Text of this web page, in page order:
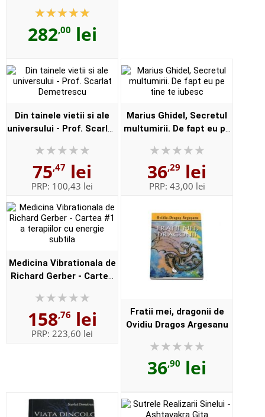
282,00 lei
Din tainele vietii si ale
universului - Prof. Scarlat
75,47 lei
PRP: 100,43 lei
Marius Ghidel, Secretul
multumirii. De fapt eu pe
36,29 lei
PRP: 43,00 lei
Medicina Vibrationala de
Richard Gerber - Cartea
subtila
158,76 lei
PRP: 223,60 lei
Fratii mei, dragonii de
Ovidiu Dragos Argesanu
36,90 lei